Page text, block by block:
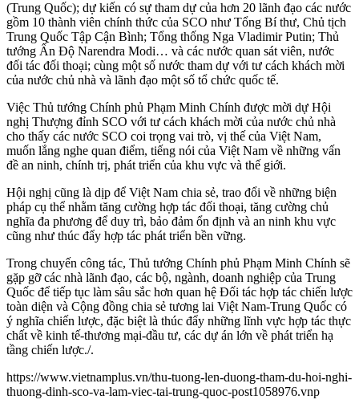
(Trung Quốc); dự kiến có sự tham dự của hơn 20 lãnh đạo các nước
gồm 10 thành viên chính thức của SCO như Tổng Bí thư, Chủ tịch
Trung Quốc Tập Cận Bình; Tổng thống Nga Vladimir Putin; Thủ
tướng Ấn Độ Narendra Modi… và các nước quan sát viên, nước
đối tác đối thoại; cùng một số nước tham dự với tư cách khách mời
của nước chủ nhà và lãnh đạo một số tổ chức quốc tế.
Việc Thủ tướng Chính phủ Phạm Minh Chính được mời dự Hội
nghị Thượng đỉnh SCO với tư cách khách mời của nước chủ nhà
cho thấy các nước SCO coi trọng vai trò, vị thế của Việt Nam,
muốn lắng nghe quan điểm, tiếng nói của Việt Nam về những vấn
đề an ninh, chính trị, phát triển của khu vực và thế giới.
Hội nghị cũng là dịp để Việt Nam chia sẻ, trao đổi về những biện
pháp cụ thể nhằm tăng cường hợp tác đối thoại, tăng cường chủ
nghĩa đa phương để duy trì, bảo đảm ổn định và an ninh khu vực
cũng như thúc đẩy hợp tác phát triển bền vững.
Trong chuyến công tác, Thủ tướng Chính phủ Phạm Minh Chính sẽ
gặp gỡ các nhà lãnh đạo, các bộ, ngành, doanh nghiệp của Trung
Quốc để tiếp tục làm sâu sắc hơn quan hệ Đối tác hợp tác chiến lược
toàn diện và Cộng đồng chia sẻ tương lai Việt Nam-Trung Quốc có
ý nghĩa chiến lược, đặc biệt là thúc đẩy những lĩnh vực hợp tác thực
chất về kinh tế-thương mại-đầu tư, các dự án lớn về phát triển hạ
tầng chiến lược./.
https://www.vietnamplus.vn/thu-tuong-len-duong-tham-du-hoi-nghi-
thuong-dinh-sco-va-lam-viec-tai-trung-quoc-post1058976.vnp